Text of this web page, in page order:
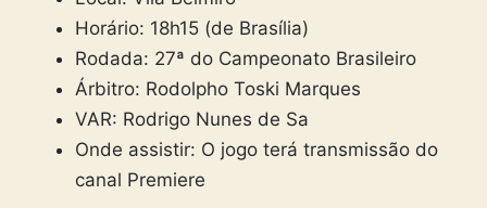
Horário: 18h15 (de Brasília)
Rodada: 27ª do Campeonato Brasileiro
Árbitro: Rodolpho Toski Marques
VAR: Rodrigo Nunes de Sa
Onde assistir: O jogo terá transmissão do
canal Premiere